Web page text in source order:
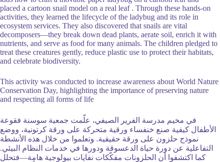
placed a cartoon snail model on a real leaf . Through these hands-on
activities, they learned the lifecycle of the ladybug and its role in
ecosystem services. They also discovered that snails are vital
decomposers—they break down dead plants, aerate soil, enrich it with
nutrients, and serve as food for many animals. The children pledged to
treat these creatures gently, reduce plastic use to protect their habitats,
and celebrate biodiversity.
This activity was conducted to increase awareness about World Nature
Conservation Day, highlighting the importance of preserving nature
and respecting all forms of life
في مخيم مدرسة الفرير الصيفي، علّمت جمعية سوسنة فقوعة
الأطفال كيفية صنع خنفساء ورقية متحركة على ورقة كرتونية، ووضع
نموذج حلزون على ورقة حقيقية. وتعلموا من خلال هذه الأنشطة
التفاعلية عن دورة حياة الدعسوقة ودورها في خدمات النظام البيئي.
كما اكتشفوا أن الحلزونات مفكّكات نفايات بيولوجية هامة—فتحلل